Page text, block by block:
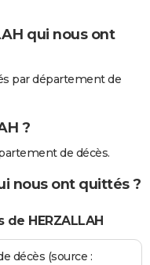
qui nous ont
par département de
?
de décès.
nous ont quittés ?
HERZALLAH
décès (source :